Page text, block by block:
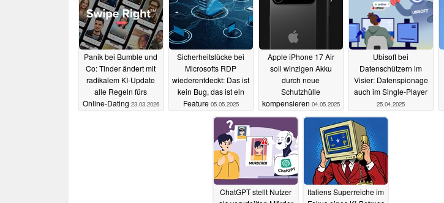
Panik bei Bumble und
Co: Tinder ändert mit
radikalem KI-Update
alle Regeln fürs
Online-Dating 23.03.2026
Sicherheitslücke bei
Microsofts RDP
wiederentdeckt: Das ist
kein Bug, das ist ein
Feature 05.05.2025
Apple iPhone 17 Air
soll winzigen Akku
durch neue
Schutzhülle
kompensieren 04.05.2025
Ubisoft bei
Datenschützern im
Visier: Datenspionage
auch im Single-Player
25.04.2025
ChatGPT stellt Nutzer
Italiens Superreiche im